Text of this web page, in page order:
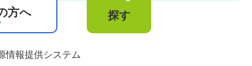
方へ 探す
情報提供システム